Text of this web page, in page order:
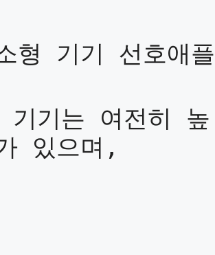
형 기기 선호애플
기기는 여전히 높
있으며,